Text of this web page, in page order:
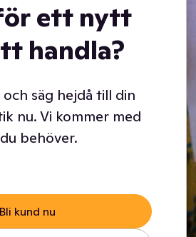
ett nytt
handla?
säg hejdå till din
nu. Vi kommer med
behöver.
Bli kund nu